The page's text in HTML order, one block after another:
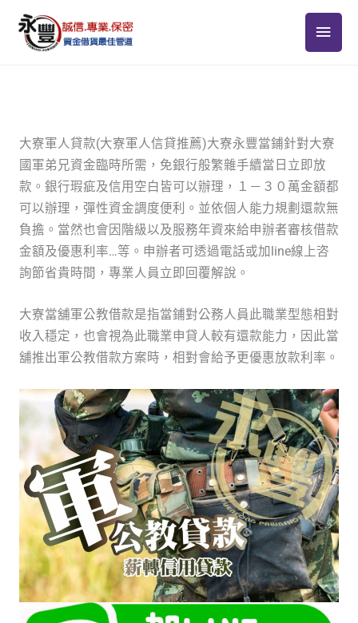
主
單
大寮軍人貸款(大寮軍人信貸推薦)大寮永豐當鋪針對大寮
國軍弟兄資金臨時所需，免銀行般繁雜手續當日立即放
款。銀行瑕疵及信用空白皆可以辦理，１－３０萬金額都
可以辦理，彈性資金調度便利。並依個人能力規劃還款無
負擔。當然也會因階級以及服務年資來給申辦者審核借款
金額及優惠利率…等。申辦者可透過電話或加line線上咨
詢節省貴時間，專業人員立即回覆解說。
大寮當舖軍公教借款是指當鋪對公務人員此職業型態相對
收入穩定，也會視為此職業申貸人較有還款能力，因此當
舖推出軍公教借款方案時，相對會給予更優惠放款利率。